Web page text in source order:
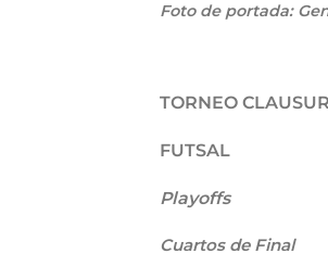
Foto de portada:
TORNEO
FUTSAL
Playoffs
Cuartos de Final